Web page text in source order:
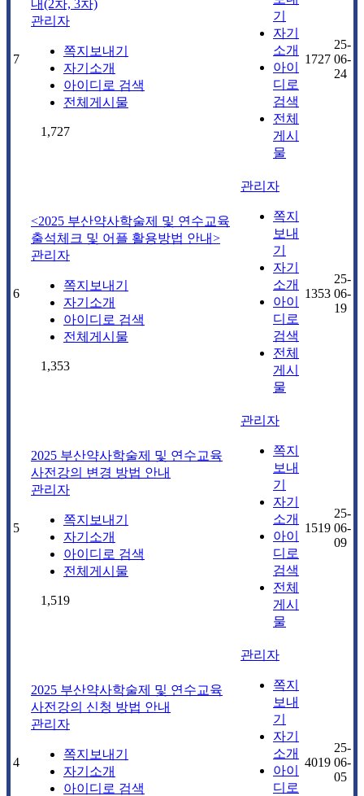
7
내(2차, 3차)
관리자
쪽지보내기
자기소개
아이디로 검색
전체게시물
1,727
기
자기
소개
아이
디로
검색
전체
게시
물
1727
25-
06-
24
6
<2025 부산약사학술제 및 연수교육
출석체크 및 어플 활용방법 안내>
관리자
쪽지보내기
자기소개
아이디로 검색
전체게시물
1,353
관리자
쪽지
보내
기
자기
소개
아이
디로
검색
전체
게시
물
1353
25-
06-
19
5
2025 부산약사학술제 및 연수교육
사전강의 변경 방법 안내
관리자
쪽지보내기
자기소개
아이디로 검색
전체게시물
1,519
관리자
쪽지
보내
기
자기
소개
아이
디로
검색
전체
게시
물
1519
25-
06-
09
4
2025 부산약사학술제 및 연수교육
사전강의 신청 방법 안내
관리자
쪽지보내기
자기소개
아이디로 검색
관리자
쪽지
보내
기
자기
소개
아이
디로
4019
25-
06-
05